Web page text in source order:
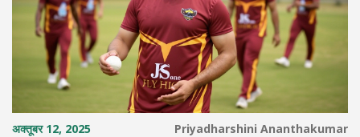
अक्तूबर 12, 2025 Priyadharshini Ananthakumar